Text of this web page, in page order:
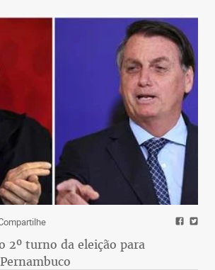
2º turno da eleição para